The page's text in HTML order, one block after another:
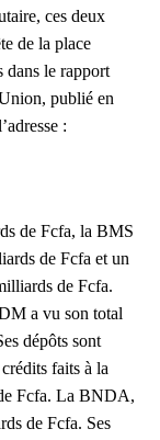
ces deux
de la place
dans le rapport
publié en
:
de Fcfa, la BMS
de Fcfa et un
de Fcfa.
a vu son total
dépôts sont
faits à la
Fcfa. La BNDA,
de Fcfa. Ses